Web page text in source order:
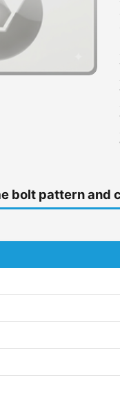
bolt pattern and